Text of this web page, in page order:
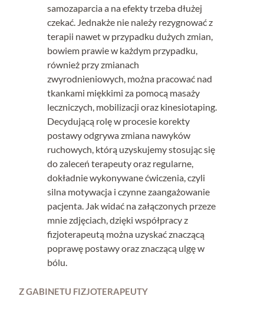
samozaparcia a na efekty trzeba dłużej
czekać. Jednakże nie należy rezygnować z
terapii nawet w przypadku dużych zmian,
bowiem prawie w każdym przypadku,
również przy zmianach
zwyrodnieniowych, można pracować nad
tkankami miękkimi za pomocą masaży
leczniczych, mobilizacji oraz kinesiotaping.
Decydującą rolę w procesie korekty
postawy odgrywa zmiana nawyków
ruchowych, którą uzyskujemy stosując się
do zaleceń terapeuty oraz regularne,
dokładnie wykonywane ćwiczenia, czyli
silna motywacja i czynne zaangażowanie
pacjenta. Jak widać na załączonych przeze
mnie zdjęciach, dzięki współpracy z
fizjoterapeutą można uzyskać znaczącą
poprawę postawy oraz znaczącą ulgę w
bólu.
Z GABINETU FIZJOTERAPEUTY